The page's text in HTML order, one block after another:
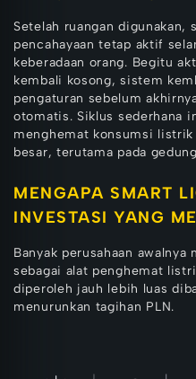
Setelah ruangan digunakan,
pencahayaan tetap aktif
keberadaan orang. Begitu
kembali kosong, sistem
pengaturan sebelum
otomatis. Siklus sederhana
menghemat konsumsi
besar, terutama pada
MENGAPA SMART
INVESTASI YANG
Banyak perusahaan
sebagai alat penghemat
diperoleh jauh lebih luas
menurunkan tagihan PLN.